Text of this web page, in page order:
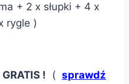
+ 2 x słupki + 4 x
rygle )
GRATIS ! ( sprawdź